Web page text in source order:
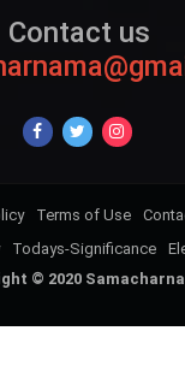
Contact us
© 2020
Terms of Use
Todays-Significance